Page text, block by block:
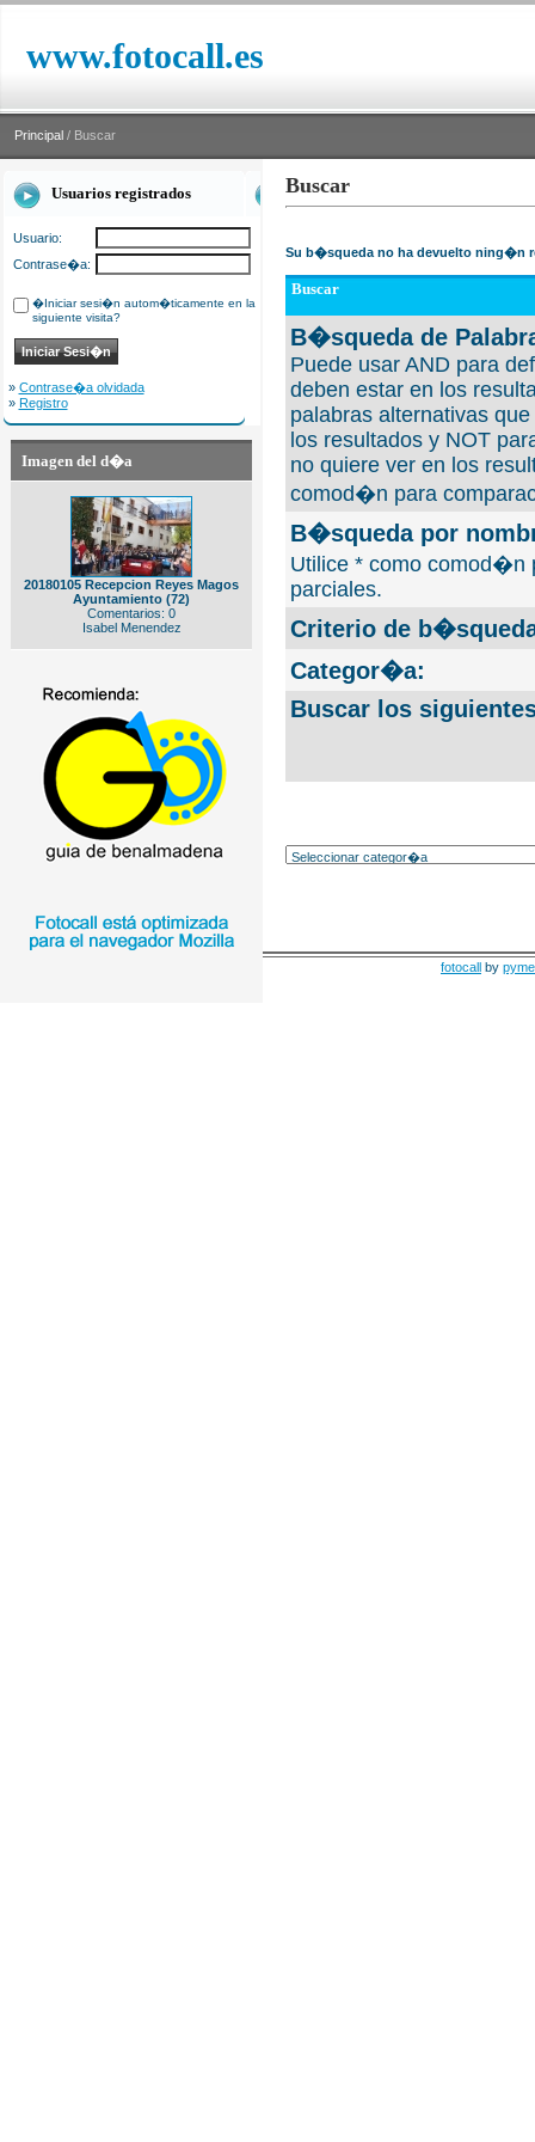
www.fotocall.es
Principal / Buscar
Usuarios registrados
Usuario:
Contrase�a:
�Iniciar sesi�n autom�ticamente en la
siguiente visita?
» Contrase�a olvidada
» Registro
Imagen del d�a
20180105 Recepcion Reyes Magos
Ayuntamiento (72)
Comentarios: 0
Isabel Menendez
Buscar
Su b�squeda no ha devuelto ning�n
Buscar
B�squeda de
Puede usar AND para
deben estar en los
palabras alternativas
los resultados y NOT
no quiere ver en los
comod�n para
B�squeda por
Utilice * como comod�n
parciales.
Criterio de
Categor�a:
Buscar los
fotocall by